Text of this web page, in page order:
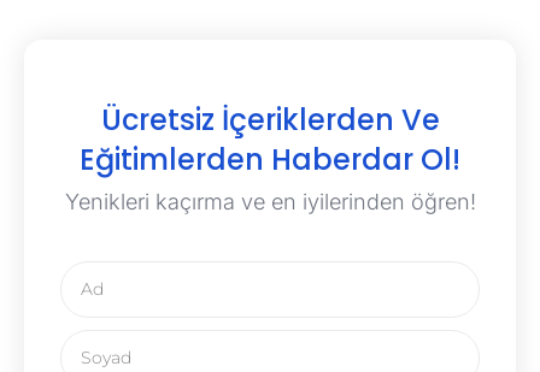
Ücretsiz İçeriklerden Ve
Eğitimlerden Haberdar Ol!
Yenikleri kaçırma ve en iyilerinden öğren!